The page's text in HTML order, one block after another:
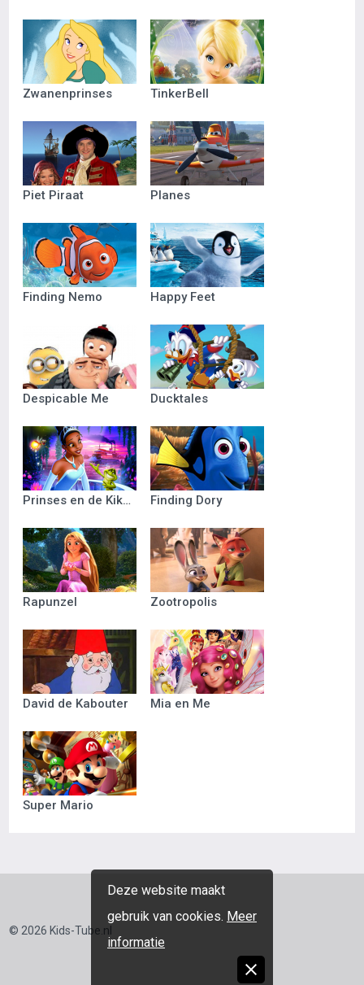
Zwanenprinses TinkerBell
Piet Piraat Planes
Finding Nemo Happy Feet
Despicable Me Ducktales
Prinses en de Kikker Finding Dory
Rapunzel Zootropolis
David de Kabouter Mia en Me
Super Mario
Deze website maakt
gebruik van cookies. Meer
informatie
© 2026 Kids-Tube.nl